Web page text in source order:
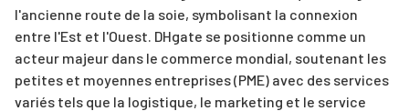
l'ancienne route de la soie, symbolisant la connexion
entre l'Est et l'Ouest. DHgate se positionne comme un
acteur majeur dans le commerce mondial, soutenant les
petites et moyennes entreprises (PME) avec des services
variés tels que la logistique, le marketing et le service